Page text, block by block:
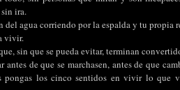
ira.
del agua corriendo por la espalda y tu propia
vivir.
sin que se pueda evitar, terminan
antes de que se marchasen, antes de que
pongas los cinco sentidos en vivir lo que